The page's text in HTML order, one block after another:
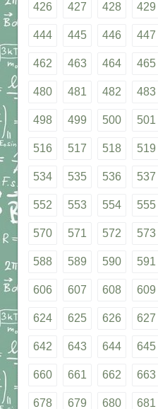
426 427 428 429
444 445 446 447
462 463 464 465
480 481 482 483
498 499 500 501
516 517 518 519
534 535 536 537
552 553 554 555
570 571 572 573
588 589 590 591
606 607 608 609
624 625 626 627
642 643 644 645
660 661 662 663
678 679 680 681